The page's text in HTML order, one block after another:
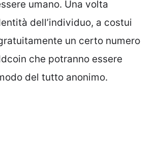
umano. Una volta
dell’individuo, a costui
un certo numero
che potranno essere
del tutto anonimo.